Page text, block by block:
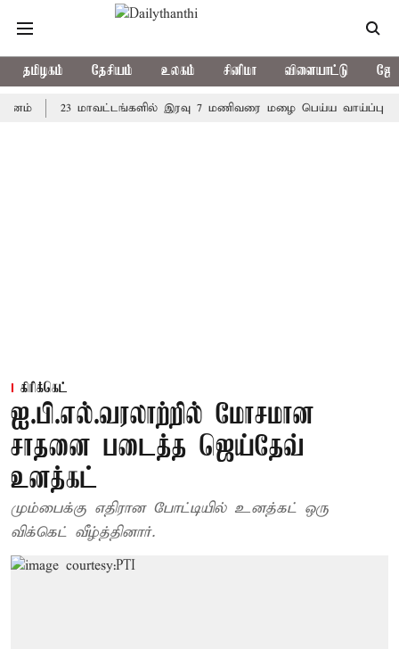
தமிழகம் தேசியம் உலகம் சினிமா விளையாட்டு
23 மாவட்டங்களில் இரவு 7 மணிவரை மழை பெய்ய வாய்ப்பு
கிரிக்கெட்
ஐ.பி.எல்.வரலாற்றில் மோசமான
சாதனை படைத்த ஜெய்தேவ்
உனத்கட்
மும்பைக்கு எதிரான போட்டியில் உனத்கட் ஒரு
விக்கெட் வீழ்த்தினார்.